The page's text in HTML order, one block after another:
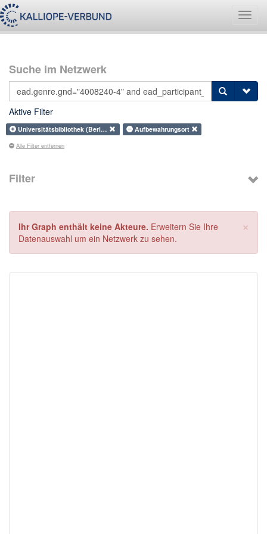
Suche im Netzwerk
Aktive Filter
Universitätsbibliothek (Berl… Aufbewahrungsort
Alle Filter entfernen
Filter
×
Ihr Graph enthält keine Akteure. Erweitern Sie Ihre
Datenauswahl um ein Netzwerk zu sehen.